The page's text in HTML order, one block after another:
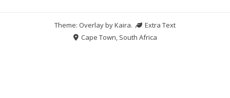
Theme: Overlay byKaira.
Extra Text
Cape Town, South Africa